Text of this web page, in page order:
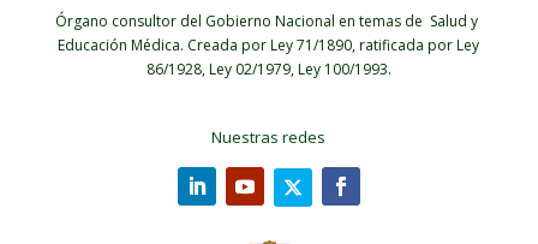
Órgano consultor del Gobierno Nacional en temas de Salud y
Educación Médica. Creada por Ley 71/1890, ratificada por Ley
86/1928, Ley 02/1979, Ley 100/1993.
Nuestras redes